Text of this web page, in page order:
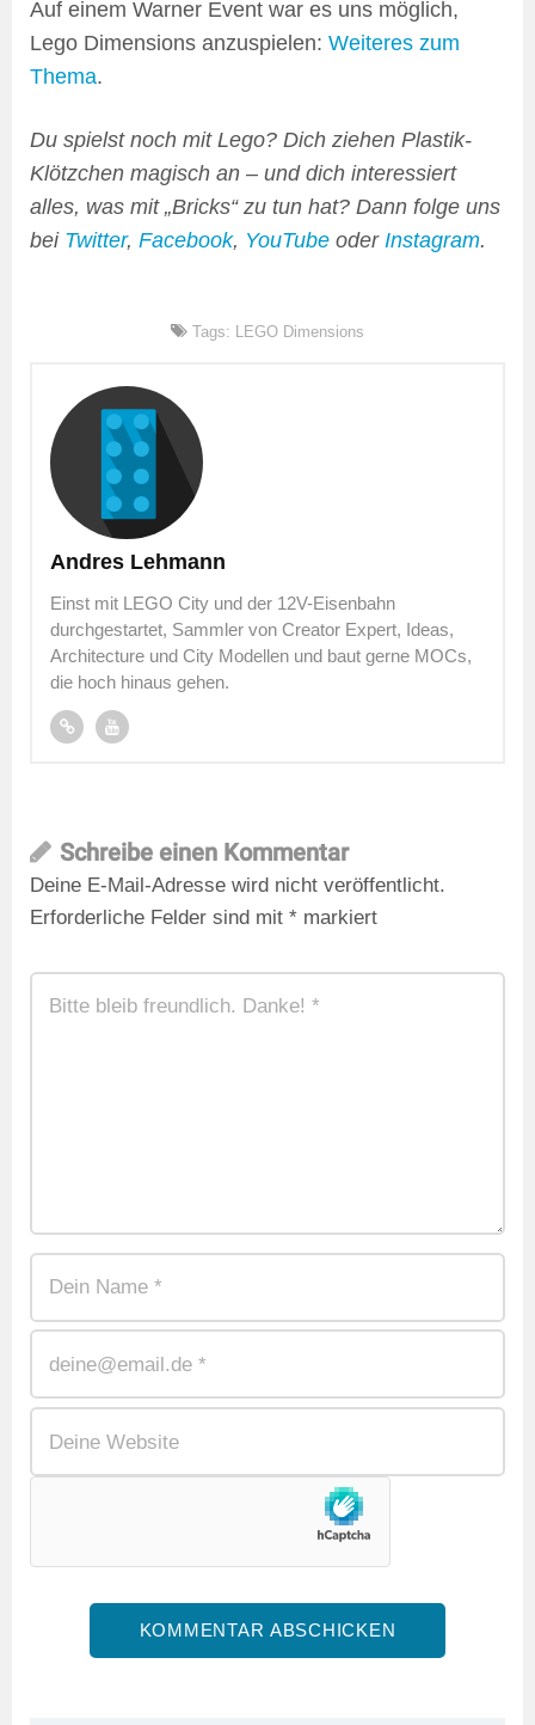
Auf einem Warner Event war es uns möglich,
Lego Dimensions anzuspielen: Weiteres zum
Thema.
Du spielst noch mit Lego? Dich ziehen Plastik-
Klötzchen magisch an – und dich interessiert
alles, was mit „Bricks“ zu tun hat? Dann folge uns
bei Twitter, Facebook, YouTube oder Instagram.
Tags: LEGO Dimensions
Andres Lehmann
Einst mit LEGO City und der 12V-Eisenbahn
durchgestartet, Sammler von Creator Expert, Ideas,
Architecture und City Modellen und baut gerne MOCs,
die hoch hinaus gehen.
Schreibe einen Kommentar
Deine E-Mail-Adresse wird nicht veröffentlicht.
Erforderliche Felder sind mit * markiert